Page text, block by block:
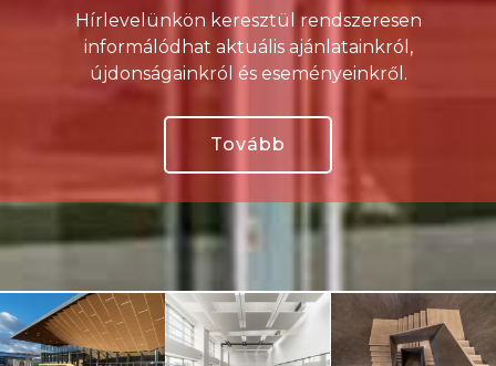
Hírlevelünkön keresztül rendszeresen
informálódhat aktuális ajánlatainkról,
újdonságainkról és eseményeinkről.
Tovább